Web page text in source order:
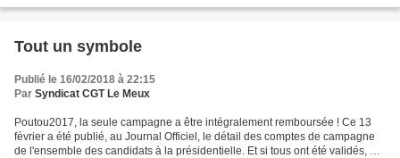
Tout un symbole
Publié le 16/02/2018 à 22:15
Par Syndicat CGT Le Meux
Poutou2017, la seule campagne a être intégralement remboursée ! Ce 13
février a été publié, au Journal Officiel, le détail des comptes de campagne
de l'ensemble des candidats à la présidentielle. Et si tous ont été validés, un